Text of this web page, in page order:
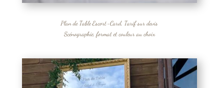
Plan de Table Escort-Card, Tarif sur devis
Scénographie, format et couleur au choix